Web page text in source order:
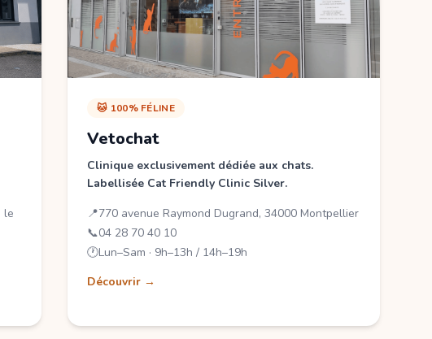
le
🐱 100% FÉLINE
Vetochat
Clinique exclusivement dédiée aux chats.
Labellisée Cat Friendly Clinic Silver.
📍770 avenue Raymond Dugrand, 34000 Montpellier
📞04 28 70 40 10
🕐Lun–Sam · 9h–13h / 14h–19h
Découvrir →